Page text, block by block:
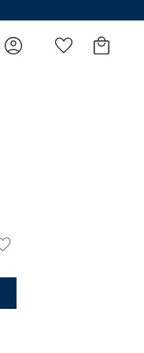
Favoriter
Kundvagn
Lägg till i favoriter